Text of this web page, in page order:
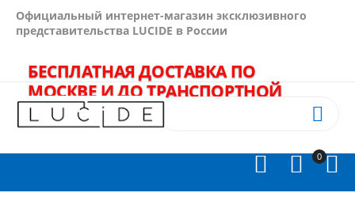
Официальный интернет-магазин эксклюзивного
представительства LUCIDE в России
БЕСПЛАТНАЯ ДОСТАВКА ПО
МОСКВЕ И ДО ТРАНСПОРТНОЙ
КОМПАНИИ - В ПОДАРОК!
0 


